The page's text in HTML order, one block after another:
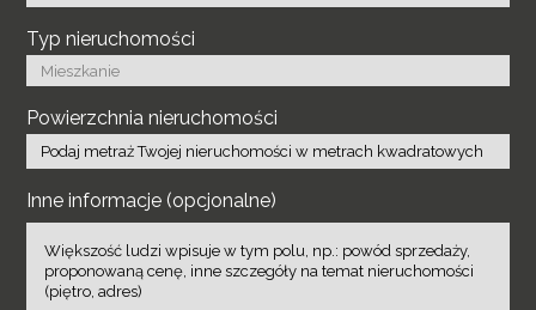
Typ nieruchomości
Powierzchnia nieruchomości
Inne informacje (opcjonalne)